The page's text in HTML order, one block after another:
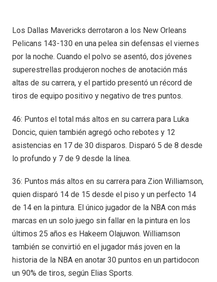
Los Dallas Mavericks derrotaron a los New Orleans
Pelicans 143-130 en una pelea sin defensas el viernes
por la noche. Cuando el polvo se asentó, dos jóvenes
superestrellas produjeron noches de anotación más
altas de su carrera, y el partido presentó un récord de
tiros de equipo positivo y negativo de tres puntos.
46: Puntos el total más altos en su carrera para Luka
Doncic, quien también agregó ocho rebotes y 12
asistencias en 17 de 30 disparos. Disparó 5 de 8 desde
lo profundo y 7 de 9 desde la línea.
36: Puntos más altos en su carrera para Zion Williamson,
quien disparó 14 de 15 desde el piso y un perfecto 14
de 14 en la pintura. El único jugador de la NBA con más
marcas en un solo juego sin fallar en la pintura en los
últimos 25 años es Hakeem Olajuwon. Williamson
también se convirtió en el jugador más joven en la
historia de la NBA en anotar 30 puntos en un partidocon
un 90% de tiros, según Elias Sports.